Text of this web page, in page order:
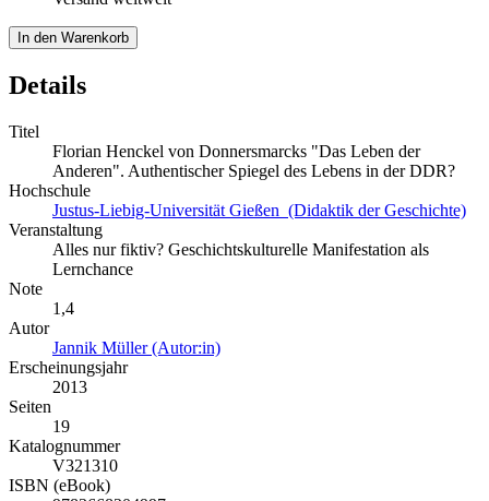
In den Warenkorb
Details
Titel
Florian Henckel von Donnersmarcks "Das Leben der
Anderen". Authentischer Spiegel des Lebens in der DDR?
Hochschule
Justus-Liebig-Universität Gießen (Didaktik der Geschichte)
Veranstaltung
Alles nur fiktiv? Geschichtskulturelle Manifestation als
Lernchance
Note
1,4
Autor
Jannik Müller (Autor:in)
Erscheinungsjahr
2013
Seiten
19
Katalognummer
V321310
ISBN (eBook)